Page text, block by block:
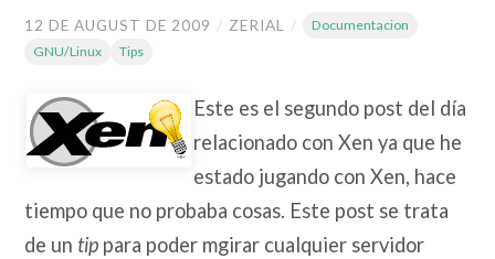
12 DE AUGUST DE 2009 / ZERIAL /
Documentacion
GNU/Linux
Tips
Este es el segundo post del día
relacionado con Xen ya que he
estado jugando con Xen, hace
tiempo que no probaba cosas. Este post se trata
de un tip para poder mgirar cualquier servidor